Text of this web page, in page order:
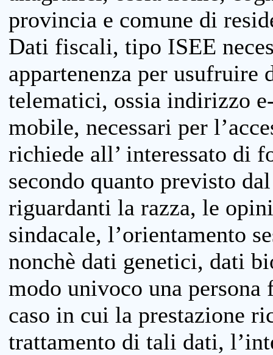
provincia e comune di
Dati fiscali, tipo ISEE
appartenenza per
telematici, ossia indirizzo
mobile, necessari per
richiede all’ interessato di
secondo quanto previsto
riguardanti la razza, le
sindacale, l’orientamento
nonchè dati genetici, dati
modo univoco una
caso in cui la prestazione
trattamento di tali dati,